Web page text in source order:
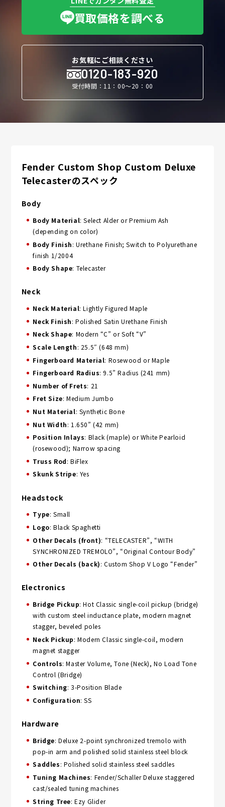
買取価格を調べる
お気軽にご相談ください
0120-183-920
受付時間：11：00〜20：00
Fender Custom Shop Custom Deluxe
Telecasterのスペック
Body
Body Material: Select Alder or Premium Ash
(depending on color)
Body Finish: Urethane Finish; Switch to Polyurethane
finish 1/2004
Body Shape: Telecaster
Neck
Neck Material: Lightly Figured Maple
Neck Finish: Polished Satin Urethane Finish
Neck Shape: Modern “C” or Soft “V”
Scale Length: 25.5″ (648 mm)
Fingerboard Material: Rosewood or Maple
Fingerboard Radius: 9.5” Radius (241 mm)
Number of Frets: 21
Fret Size: Medium Jumbo
Nut Material: Synthetic Bone
Nut Width: 1.650” (42 mm)
Position Inlays: Black (maple) or White Pearloid
(rosewood); Narrow spacing
Truss Rod: BiFlex
Skunk Stripe: Yes
Headstock
Type: Small
Logo: Black Spaghetti
Other Decals (front): “TELECASTER”, “WITH
SYNCHRONIZED TREMOLO”, “Original Contour Body”
Other Decals (back): Custom Shop V Logo “Fender”
Electronics
Bridge Pickup: Hot Classic single-coil pickup (bridge)
with custom steel inductance plate, modern magnet
stagger, beveled poles
Neck Pickup: Modern Classic single-coil, modern
magnet stagger
Controls: Master Volume, Tone (Neck), No Load Tone
Control (Bridge)
Switching: 3-Position Blade
Configuration: SS
Hardware
Bridge: Deluxe 2-point synchronized tremolo with
pop-in arm and polished solid stainless steel block
Saddles: Polished solid stainless steel saddles
Tuning Machines: Fender/Schaller Deluxe staggered
cast/sealed tuning machines
String Tree: Ezy Glider